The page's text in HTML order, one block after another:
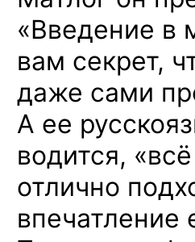
«Введение в
вам секрет,
даже сами
А ее
водится,
отлично